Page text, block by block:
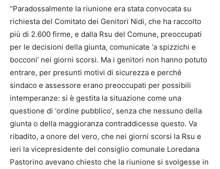
“Paradossalmente la riunione era stata convocata su
richiesta del Comitato dei Genitori Nidi, che ha raccolto
più di 2.600 firme, e dalla Rsu del Comune, preoccupati
per le decisioni della giunta, comunicate ‘a spizzichi e
bocconi’ nei giorni scorsi. Ma i genitori non hanno potuto
entrare, per presunti motivi di sicurezza e perché
sindaco e assessore erano preoccupati per possibili
intemperanze: si è gestita la situazione come una
questione di ‘ordine pubblico’, senza che nessuno della
giunta o della maggioranza contraddicesse questo. Va
ribadito, a onore del vero, che nei giorni scorsi la Rsu e
ieri la vicepresidente del consiglio comunale Loredana
Pastorino avevano chiesto che la riunione si svolgesse in